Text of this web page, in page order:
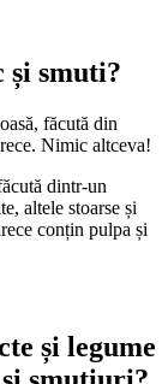
și smuti?
făcută din
Nimic altceva!
dintr-un
altele stoarse și
conțin pulpa și
și legume